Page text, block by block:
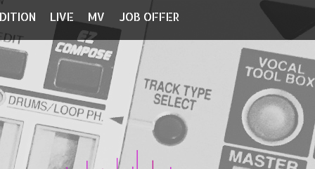
LIVE MV JOB OFFER